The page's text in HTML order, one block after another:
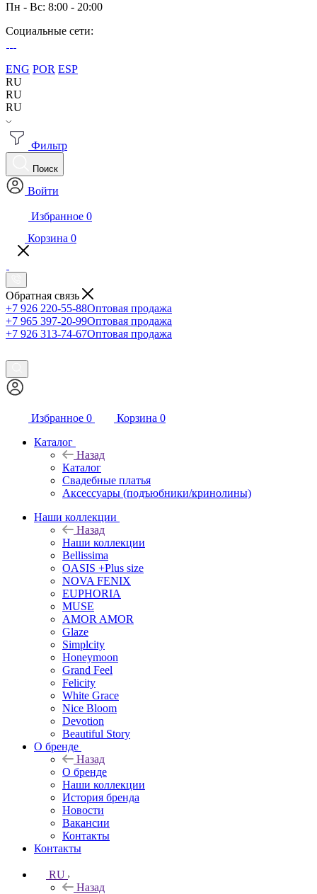
Пн - Вс: 8:00 - 20:00
Социальные сети:
ENG POR ESP
RU
RU
RU
Фильтр
Поиск
Войти
Избранное 0
Корзина 0
Обратная связь
+7 926 220-55-88Оптовая продажа
+7 965 397-20-99Оптовая продажа
+7 926 313-74-67Оптовая продажа
Избранное 0 Корзина 0
Каталог
Назад
Каталог
Свадебные платья
Аксессуары (подъюбники/кринолины)
Наши коллекции
Назад
Наши коллекции
Bellissima
OASIS +Plus size
NOVA FENIX
EUPHORIA
MUSE
AMOR AMOR
Glaze
Simplcity
Honeymoon
Grand Feel
Felicity
White Grace
Nice Bloom
Devotion
Beautiful Story
О бренде
Назад
О бренде
Наши коллекции
История бренда
Новости
Вакансии
Контакты
Контакты
RU
Назад